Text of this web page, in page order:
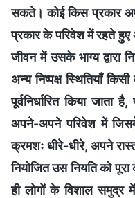
सकते। कोई किस प्रकार
प्रकार के परिवेश में रहते हुए
जीवन में उसके भाग्य द्वारा
अन्य निष्पक्ष स्थितियाँ
पूर्वनिर्धारित किया
अपने-अपने परिवेश में
क्रमशः धीरे-धीरे, अपने
नियोजित उस नियति को
ही लोगों के विशाल